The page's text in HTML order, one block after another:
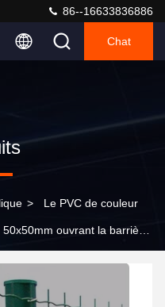
86--16633836886
Chat
> Le PVC de couleur
ouvrant la barrière